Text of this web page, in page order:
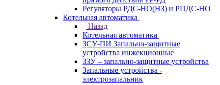
Регуляторы РДС-НО(НЗ) и РПДС-НО
Котельная автоматика
Назад
Котельная автоматика
ЗСУ-ПИ Запально-защитные
устройства инжекционные
ЗЗУ – запально-защитные устройства
Запальные устройства -
электрозапальник